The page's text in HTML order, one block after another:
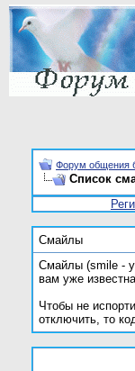
Форум общения
Список
Смайлы
Смайлы (smile -
вам уже
Чтобы не
отключить, то